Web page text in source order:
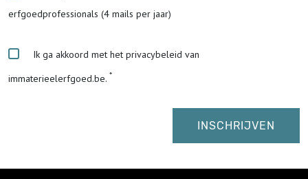
erfgoedprofessionals (4 mails per jaar)
Ik ga akkoord met het privacybeleid van
immaterieelerfgoed.be.